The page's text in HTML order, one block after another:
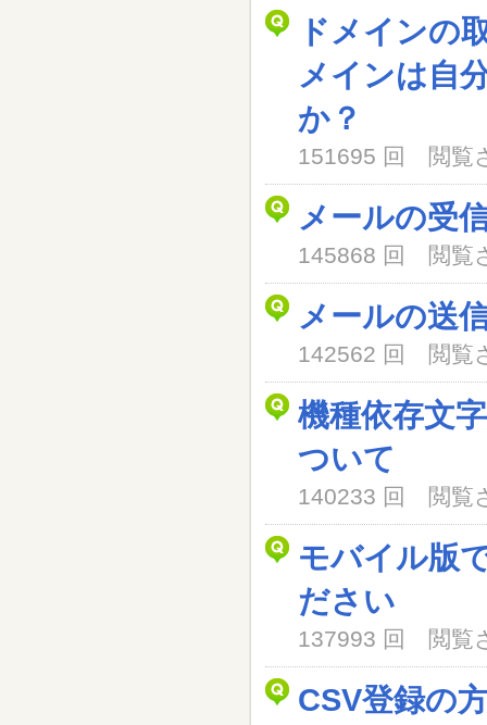
ドメインの
メインは自
か？
151695 回 閲覧
メールの受
145868 回 閲覧
メールの送
142562 回 閲覧
機種依存文
ついて
140233 回 閲覧
モバイル版
ださい
137993 回 閲覧
CSV登録の